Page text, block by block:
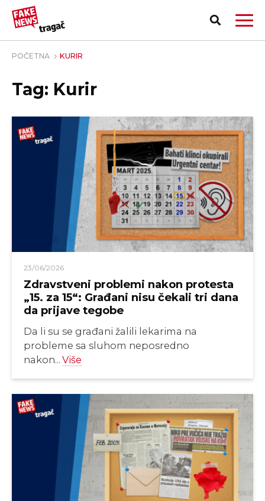
PRIJAVI LAŽNU VEST!
POČETNA KURIR
Tag: Kurir
23/06/2026
Zdravstveni problemi nakon protesta
„15. za 15“: Građani nisu čekali tri dana
da prijave tegobe
Da li su se građani žalili lekarima na
probleme sa sluhom neposredno
nakon... Više